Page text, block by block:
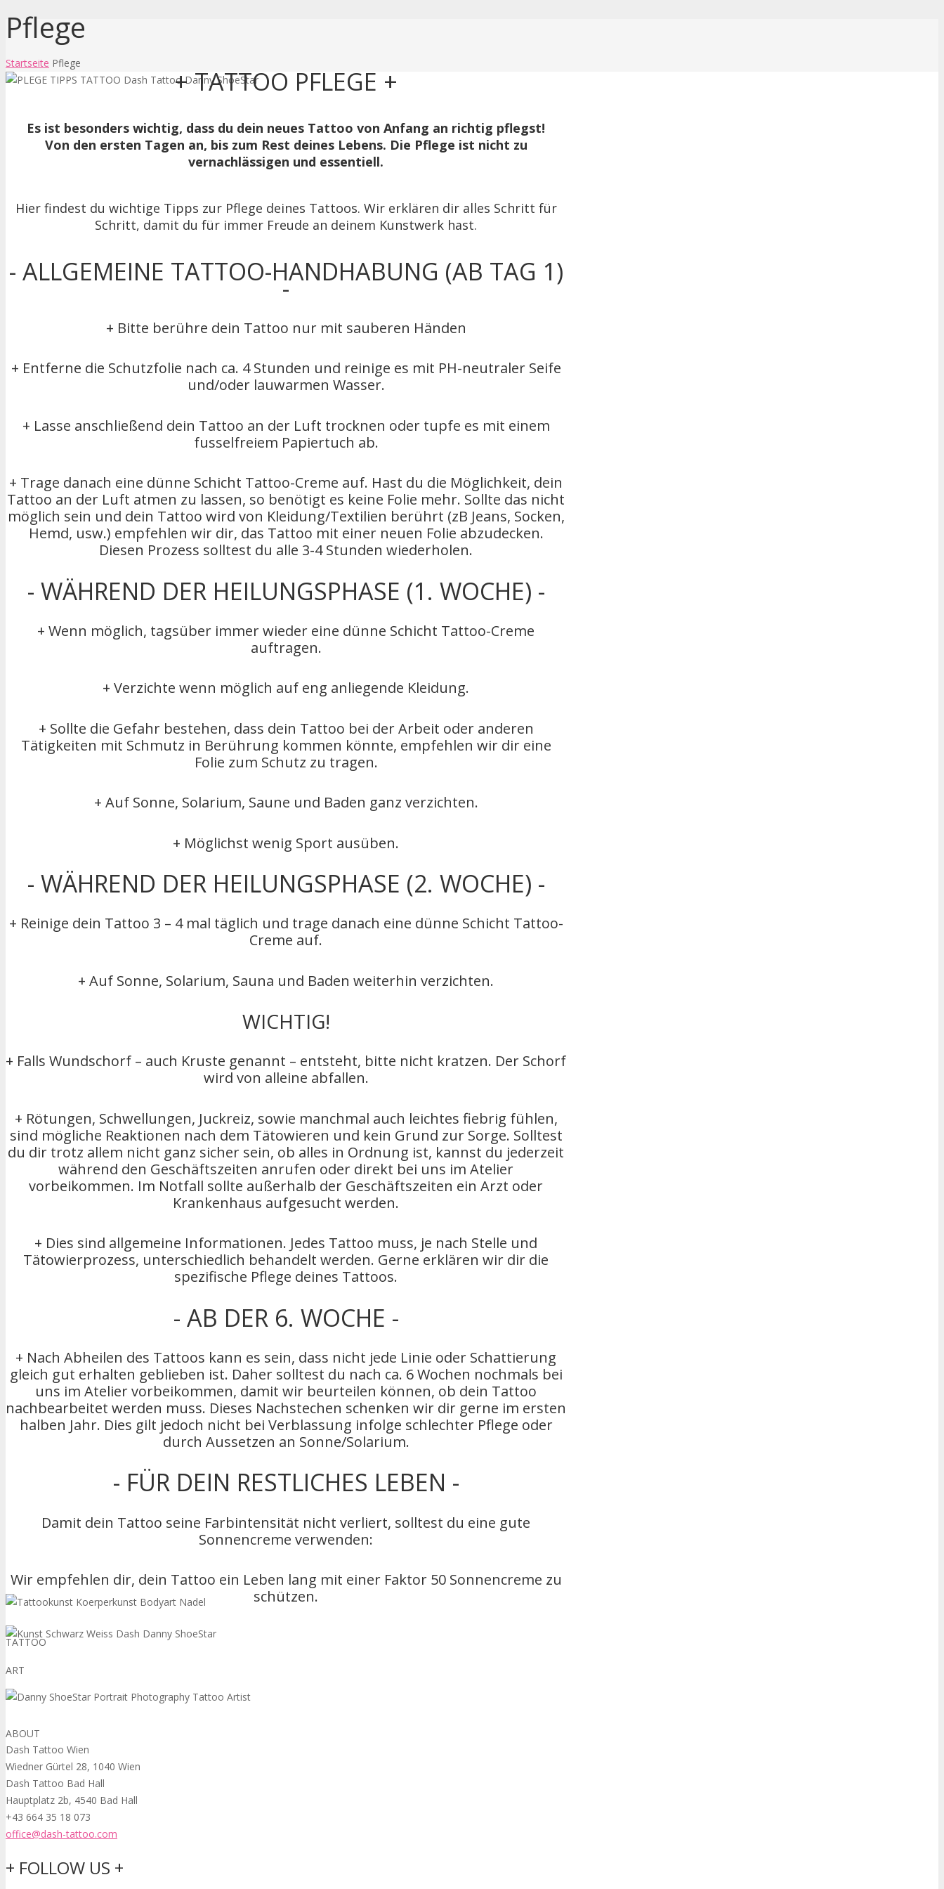
Pflege
Startseite Pflege
+ TATTOO PFLEGE +
Es ist besonders wichtig, dass du dein neues Tattoo von Anfang an richtig pflegst!
Von den ersten Tagen an, bis zum Rest deines Lebens. Die Pflege ist nicht zu
vernachlässigen und essentiell.
Hier findest du wichtige Tipps zur Pflege deines Tattoos. Wir erklären dir alles Schritt für
Schritt, damit du für immer Freude an deinem Kunstwerk hast.
- ALLGEMEINE TATTOO-HANDHABUNG (AB TAG 1)
-
+ Bitte berühre dein Tattoo nur mit sauberen Händen
+ Entferne die Schutzfolie nach ca. 4 Stunden und reinige es mit PH-neutraler Seife
und/oder lauwarmen Wasser.
+ Lasse anschließend dein Tattoo an der Luft trocknen oder tupfe es mit einem
fusselfreiem Papiertuch ab.
+ Trage danach eine dünne Schicht Tattoo-Creme auf. Hast du die Möglichkeit, dein
Tattoo an der Luft atmen zu lassen, so benötigt es keine Folie mehr. Sollte das nicht
möglich sein und dein Tattoo wird von Kleidung/Textilien berührt (zB Jeans, Socken,
Hemd, usw.) empfehlen wir dir, das Tattoo mit einer neuen Folie abzudecken.
Diesen Prozess solltest du alle 3-4 Stunden wiederholen.
- WÄHREND DER HEILUNGSPHASE (1. WOCHE) -
+ Wenn möglich, tagsüber immer wieder eine dünne Schicht Tattoo-Creme
auftragen.
+ Verzichte wenn möglich auf eng anliegende Kleidung.
+ Sollte die Gefahr bestehen, dass dein Tattoo bei der Arbeit oder anderen
Tätigkeiten mit Schmutz in Berührung kommen könnte, empfehlen wir dir eine
Folie zum Schutz zu tragen.
+ Auf Sonne, Solarium, Saune und Baden ganz verzichten.
+ Möglichst wenig Sport ausüben.
- WÄHREND DER HEILUNGSPHASE (2. WOCHE) -
+ Reinige dein Tattoo 3 – 4 mal täglich und trage danach eine dünne Schicht Tattoo-
Creme auf.
+ Auf Sonne, Solarium, Sauna und Baden weiterhin verzichten.
WICHTIG!
+ Falls Wundschorf – auch Kruste genannt – entsteht, bitte nicht kratzen. Der Schorf
wird von alleine abfallen.
+ Rötungen, Schwellungen, Juckreiz, sowie manchmal auch leichtes fiebrig fühlen,
sind mögliche Reaktionen nach dem Tätowieren und kein Grund zur Sorge. Solltest
du dir trotz allem nicht ganz sicher sein, ob alles in Ordnung ist, kannst du jederzeit
während den Geschäftszeiten anrufen oder direkt bei uns im Atelier
vorbeikommen. Im Notfall sollte außerhalb der Geschäftszeiten ein Arzt oder
Krankenhaus aufgesucht werden.
+ Dies sind allgemeine Informationen. Jedes Tattoo muss, je nach Stelle und
Tätowierprozess, unterschiedlich behandelt werden. Gerne erklären wir dir die
spezifische Pflege deines Tattoos.
- AB DER 6. WOCHE -
+ Nach Abheilen des Tattoos kann es sein, dass nicht jede Linie oder Schattierung
gleich gut erhalten geblieben ist. Daher solltest du nach ca. 6 Wochen nochmals bei
uns im Atelier vorbeikommen, damit wir beurteilen können, ob dein Tattoo
nachbearbeitet werden muss. Dieses Nachstechen schenken wir dir gerne im ersten
halben Jahr. Dies gilt jedoch nicht bei Verblassung infolge schlechter Pflege oder
durch Aussetzen an Sonne/Solarium.
- FÜR DEIN RESTLICHES LEBEN -
Damit dein Tattoo seine Farbintensität nicht verliert, solltest du eine gute
Sonnencreme verwenden:
Wir empfehlen dir, dein Tattoo ein Leben lang mit einer Faktor 50 Sonnencreme zu
schützen.
TATTOO
ART
ABOUT
Dash Tattoo Wien
Wiedner Gürtel 28, 1040 Wien
Dash Tattoo Bad Hall
Hauptplatz 2b, 4540 Bad Hall
+43 664 35 18 073
office@dash-tattoo.com
+ FOLLOW US +